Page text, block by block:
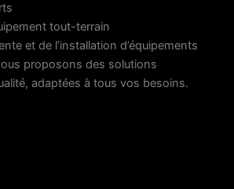
tout-terrain
et de l’installation d’équipements
proposons des solutions
adaptées à tous vos besoins.